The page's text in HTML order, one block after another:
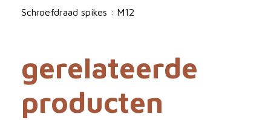
Schroefdraad spikes : M12
gerelateerde
producten